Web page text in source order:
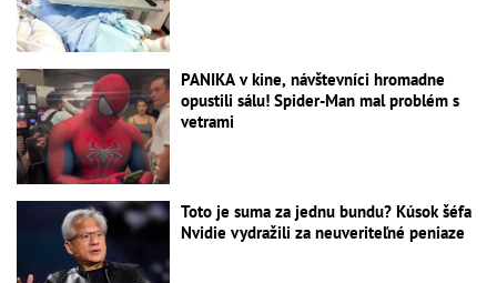
PANIKA v kine, návštevníci hromadne
opustili sálu! Spider-Man mal problém s
vetrami
Toto je suma za jednu bundu? Kúsok šéfa
Nvidie vydražili za neuveriteľné peniaze